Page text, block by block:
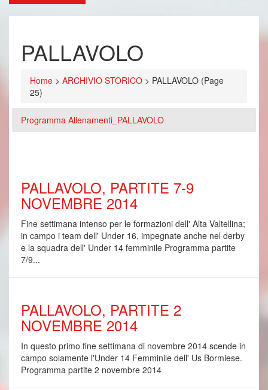
PALLAVOLO
Home > ARCHIVIO STORICO > PALLAVOLO (Page
25)
Programma Allenamenti_PALLAVOLO
PALLAVOLO, PARTITE 7-9
NOVEMBRE 2014
Fine settimana intenso per le formazioni dell' Alta Valtellina;
in campo i team dell' Under 16, impegnate anche nel derby
e la squadra dell' Under 14 femminile Programma partite
7/9...
PALLAVOLO, PARTITE 2
NOVEMBRE 2014
In questo primo fine settimana di novembre 2014 scende in
campo solamente l'Under 14 Femminile dell' Us Bormiese.
Programma partite 2 novembre 2014